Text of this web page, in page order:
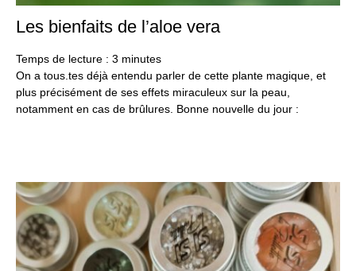
Les bienfaits de l’aloe vera
Temps de lecture : 3 minutes
On a tous.tes déjà entendu parler de cette plante magique, et
plus précisément de ses effets miraculeux sur la peau,
notamment en cas de brûlures. Bonne nouvelle du jour :